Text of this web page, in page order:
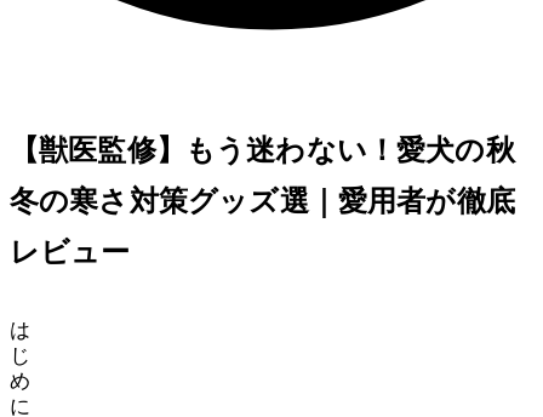
【獣医監修】もう迷わない！愛犬の秋
冬の寒さ対策グッズ7選｜愛用者が徹底
レビュー
は
じ
め
に